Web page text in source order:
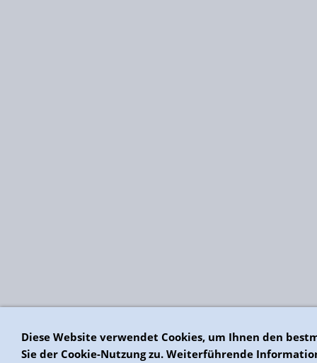
Diese Website verwendet Cookies, um Ihnen den
Sie der Cookie-Nutzung zu. Weiterführende